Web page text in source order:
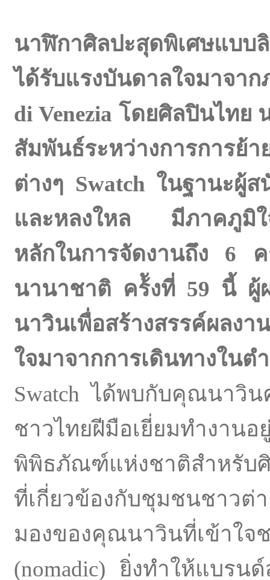
นาฬิกาศิลปะสุดพิเศษแบบ
ได้รับแรงบันดาลใจมาจาก
di Venezia โดยศิลปินไท
สัมพันธ์ระหว่างการการย้
ต่างๆ Swatch ในฐานะผู้
และหลงใหล มีภาคภูมิใจ
หลักในการจัดงานถึง 6
นานาชาติ คร้ังที่ 59 นี้ ผู้
นาวินเพื่อสร้างสรรค์ผล
ใจมาจากการเดินทางใน
Swatch ได้พบกับคุณนาวิ
ชาวไทยฝีมือเยี่ยมทำงา
พิพิธภัณฑ์แห่งชาติสำหรับ
ที่เกี่ยวข้องกับชุมชนชาว
มองของคุณนาวินที่เข้าใจ
(nomadic) ยิ่งทำให้แบรน